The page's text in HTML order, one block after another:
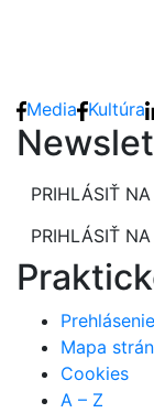
Media Kultúra
PRIHLÁSIŤ
PRIHLÁSIŤ
Mapa
Cookies
A – Z